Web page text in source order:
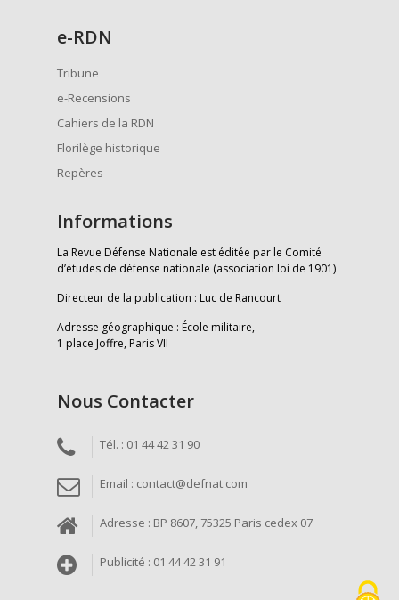
e-RDN
Tribune
e-Recensions
Cahiers de la RDN
Florilège historique
Repères
Informations
La Revue Défense Nationale est éditée par le Comité
d’études de défense nationale (association loi de 1901)
Directeur de la publication : Luc de Rancourt
Adresse géographique : École militaire,
1 place Joffre, Paris VII
Nous Contacter
Tél. : 01 44 42 31 90
Email : contact@defnat.com
Adresse : BP 8607, 75325 Paris cedex 07
Publicité : 01 44 42 31 91